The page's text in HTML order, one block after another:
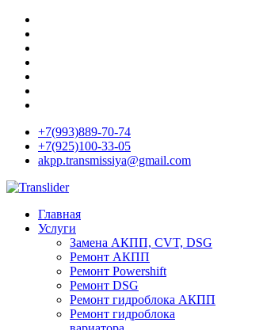
+7(993)889-70-74
+7(925)100-33-05
akpp.transmissiya@gmail.com
Главная
Услуги
Замена АКПП, CVT, DSG
Ремонт АКПП
Ремонт Powershift
Ремонт DSG
Ремонт гидроблока АКПП
Ремонт гидроблока